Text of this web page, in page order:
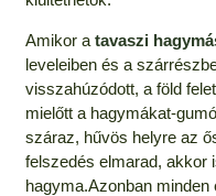
Amikor a tavaszi
leveleiben és a
visszahúzódott, a föld
mielőtt a hagymákat-
száraz, hűvös helyre az
felszedés elmarad, akkor
hagyma.Azonban